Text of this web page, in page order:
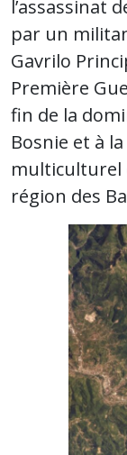
l’assassinat
par un
Gavrilo
Première
fin de la
Bosnie et à
multiculturel
région des